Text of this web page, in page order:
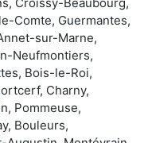
Comte, Guermantes,
sur-Marne,
Neufmontiers,
Bois-le-Roi,
Charny,
Pommeuse,
Bouleurs,